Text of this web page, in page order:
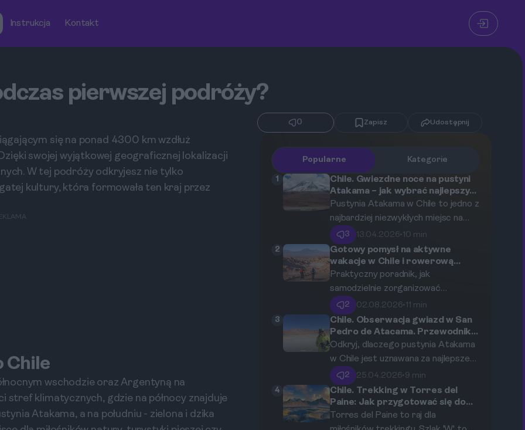
Instrukcja Kontakt
pierwszej podróży?
0 Zapisz Udostępnij
się na ponad 4300 km wzdłuż
swojej wyjątkowej geograficznej lokalizacji
W tej podróży odkryjesz nie tylko
kultury, która formowała ten kraj przez
Chile
wschodzie oraz Argentyną na
klimatycznych, gdzie na północy znajduje
Atakama, a na południu - zielona i dzika
Popularne Kategorie
1
Chile. Gwiezdne noce na pustyni
Atakama – jak wybrać najlepszy
tour astronomiczny w San Pedro
de Atacama?
Pustynia Atakama w Chile to jedno z
najbardziej niezwykłych miejsc na
Ziemi, gdzie niebo nocą ożywa
milionami gwiazd. Ten przewodnik
pomoże Ci zrozumieć, dlaczego
Atakama jest mekką dla
astronomów, jak przygotować się
do wyjazdu i, co najważniejsze, jak
wybrać idealną wycieczkę
astronomiczną w San Pedro de
Atacama, by w pełni doświadczyć
magii kosmosu.
3 13.04.2026•10 min
2
Gotowy pomysł na aktywne
wakacje w Chile i rowerową
eksplorację Doliny Księżycowej w
San Pedro de Atacama
Praktyczny poradnik, jak
samodzielnie zorganizować
niezapomnianą wycieczkę rowerową
po najpiękniejszych zakątkach
pustyni Atakama.
2 02.08.2026•11 min
3
Chile. Obserwacja gwiazd w San
Pedro de Atacama. Przewodnik
po najlepszych miejscach i
wycieczkach astronomicznych.
Odkryj, dlaczego pustynia Atakama
w Chile jest uznawana za najlepsze
miejsce na Ziemi do obserwacji
gwiazd. Ten kompleksowy
przewodnik zabierze Cię w podróż
po najczystszym niebie świata,
2 25.04.2026•9 min
4
Chile. Trekking w Torres del
Paine: Jak przygotować się do
słynnego szlaku 'W'?
Torres del Paine to raj dla